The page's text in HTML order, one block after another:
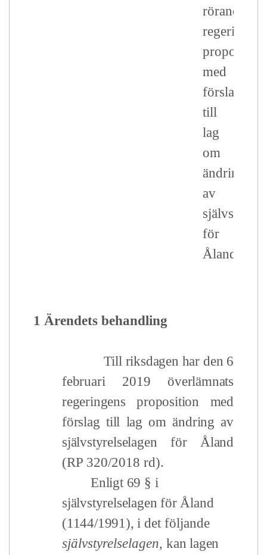
rörande
regeringens
proposition
med
förslag
till
lag
om
ändring
av
för
Åland
1 Ärendets behandling
Till riksdagen har den 6
februari 2019 överlämnats
regeringens proposition med
förslag till lag om ändring av
självstyrelselagen för Åland
(RP 320/2018 rd).
Enligt 69 § i
självstyrelselagen för Åland
(1144/1991), i det följande
självstyrelselagen, kan lagen